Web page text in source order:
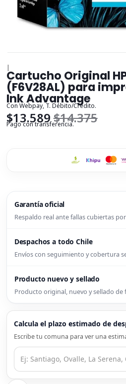
|
Cartucho Original
(F6V28AL) para
Ink Advantage
Con Webpay, T. Débito/Crédito.
$13.589$14.375
Pago con transferencia.
Garantía oficial
Respaldo real ante fallas cubiertas
Despachos a todo Chile
Envíos con seguimiento y cobertura
Producto nuevo y sellado
Producto original, nuevo y sellado de
Calcula el plazo estimado de
Escribe tu comuna para ver una